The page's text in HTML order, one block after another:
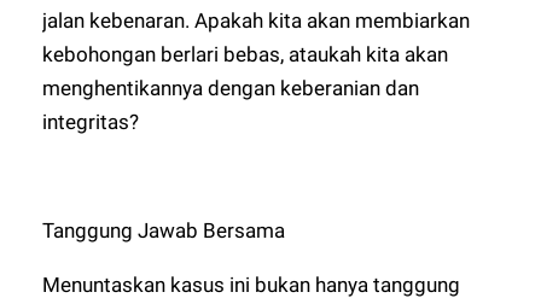
jalan kebenaran. Apakah kita akan membiarkan
kebohongan berlari bebas, ataukah kita akan
menghentikannya dengan keberanian dan
integritas?
Tanggung Jawab Bersama
Menuntaskan kasus ini bukan hanya tanggung